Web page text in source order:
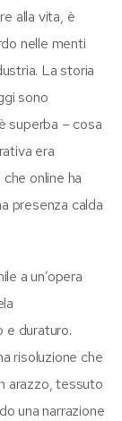
alla vita, è
nelle menti
La storia
sono
superba – cosa
era
online ha
presenza calda
a un’opera
e duraturo.
risoluzione che
arazzo, tessuto
una narrazione